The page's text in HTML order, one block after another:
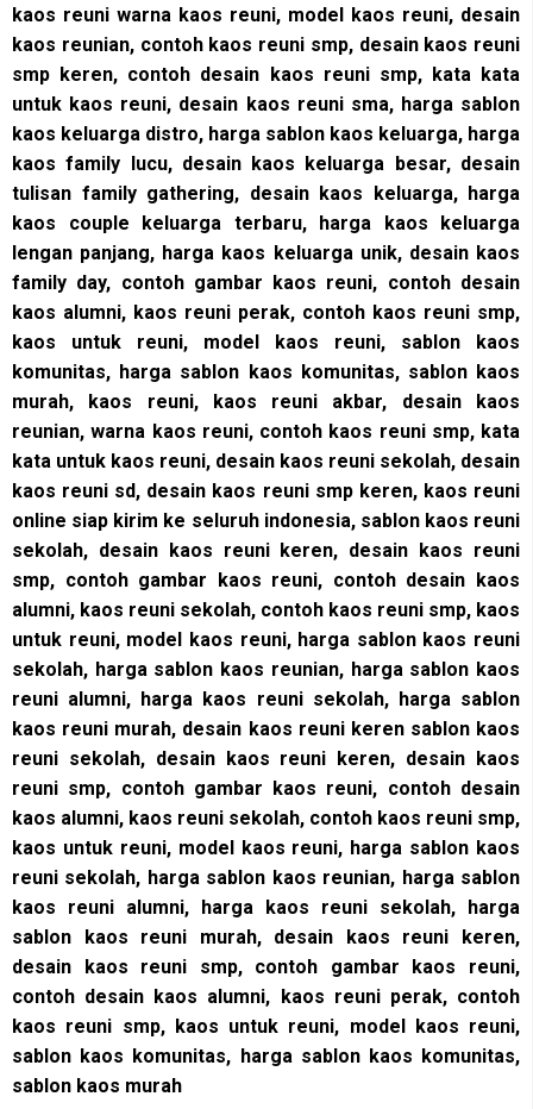
kaos reuni warna kaos reuni, model kaos reuni, desain
kaos reunian, contoh kaos reuni smp, desain kaos reuni
smp keren, contoh desain kaos reuni smp, kata kata
untuk kaos reuni, desain kaos reuni sma, harga sablon
kaos keluarga distro, harga sablon kaos keluarga, harga
kaos family lucu, desain kaos keluarga besar, desain
tulisan family gathering, desain kaos keluarga, harga
kaos couple keluarga terbaru, harga kaos keluarga
lengan panjang, harga kaos keluarga unik, desain kaos
family day, contoh gambar kaos reuni, contoh desain
kaos alumni, kaos reuni perak, contoh kaos reuni smp,
kaos untuk reuni, model kaos reuni, sablon kaos
komunitas, harga sablon kaos komunitas, sablon kaos
murah, kaos reuni, kaos reuni akbar, desain kaos
reunian, warna kaos reuni, contoh kaos reuni smp, kata
kata untuk kaos reuni, desain kaos reuni sekolah, desain
kaos reuni sd, desain kaos reuni smp keren, kaos reuni
online siap kirim ke seluruh indonesia, sablon kaos reuni
sekolah, desain kaos reuni keren, desain kaos reuni
smp, contoh gambar kaos reuni, contoh desain kaos
alumni, kaos reuni sekolah, contoh kaos reuni smp, kaos
untuk reuni, model kaos reuni, harga sablon kaos reuni
sekolah, harga sablon kaos reunian, harga sablon kaos
reuni alumni, harga kaos reuni sekolah, harga sablon
kaos reuni murah, desain kaos reuni keren sablon kaos
reuni sekolah, desain kaos reuni keren, desain kaos
reuni smp, contoh gambar kaos reuni, contoh desain
kaos alumni, kaos reuni sekolah, contoh kaos reuni smp,
kaos untuk reuni, model kaos reuni, harga sablon kaos
reuni sekolah, harga sablon kaos reunian, harga sablon
kaos reuni alumni, harga kaos reuni sekolah, harga
sablon kaos reuni murah, desain kaos reuni keren,
desain kaos reuni smp, contoh gambar kaos reuni,
contoh desain kaos alumni, kaos reuni perak, contoh
kaos reuni smp, kaos untuk reuni, model kaos reuni,
sablon kaos komunitas, harga sablon kaos komunitas,
sablon kaos murah